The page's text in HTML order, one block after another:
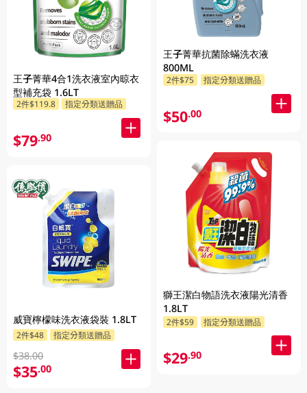
王子菁華4合1洗衣液室內晾衣
型補充袋 1.6LT
2件$119.8 指定分類送贈品
$79.90
威寶檸檬味洗衣液袋裝 1.8LT
2件$48 指定分類送贈品
$38.00
$35.00
王子菁華抗菌除蟎洗衣液
800ML
2件$75 指定分類送贈品
$50.00
獅王潔白物語洗衣液陽光清香
1.8LT
2件$59 指定分類送贈品
$29.90